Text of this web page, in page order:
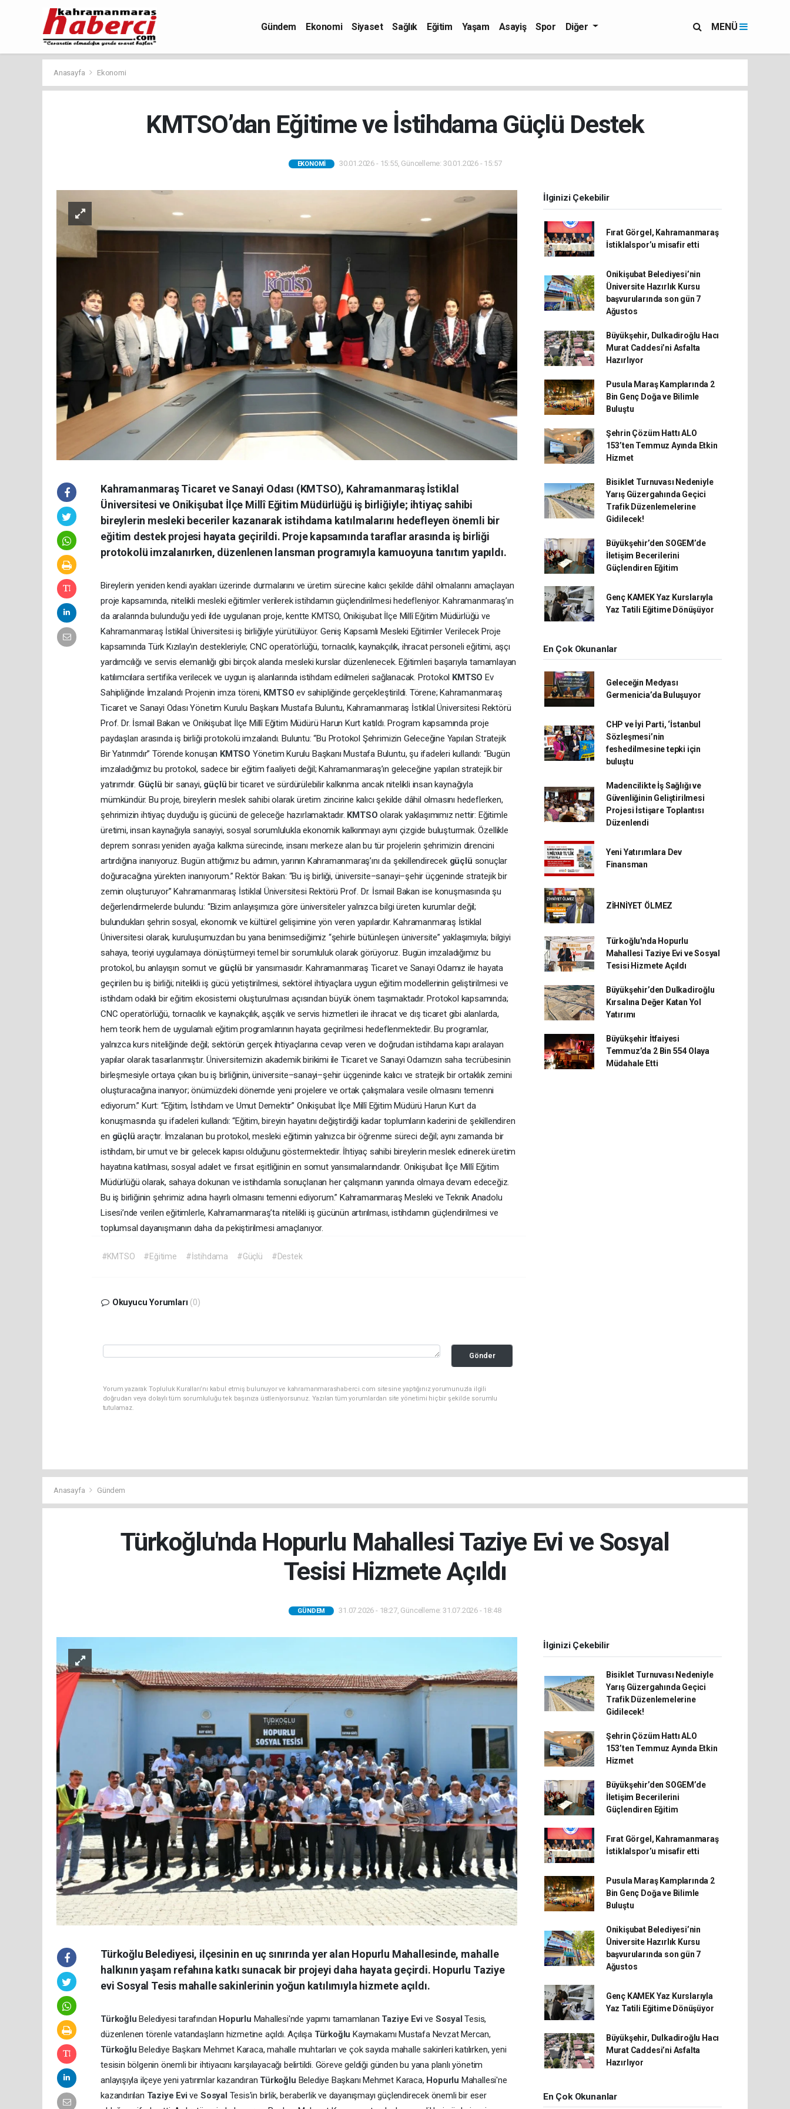
Gündem Ekonomi Siyaset Sağlık Eğitim Yaşam Asayiş Spor Diğer MENÜ
Anasayfa Ekonomi
KMTSO’dan Eğitime ve İstihdama Güçlü Destek
EKONOMI 30.01.2026 - 15:55, Güncelleme: 30.01.2026 - 15:57
Kahramanmaraş Ticaret ve Sanayi Odası (KMTSO), Kahramanmaraş İstiklal
Üniversitesi ve Onikişubat İlçe Millî Eğitim Müdürlüğü iş birliğiyle; ihtiyaç sahibi
bireylerin mesleki beceriler kazanarak istihdama katılmalarını hedefleyen önemli bir
eğitim destek projesi hayata geçirildi. Proje kapsamında taraflar arasında iş birliği
protokolü imzalanırken, düzenlenen lansman programıyla kamuoyuna tanıtım yapıldı.
Bireylerin yeniden kendi ayakları üzerinde durmalarını ve üretim sürecine kalıcı şekilde dâhil olmalarını amaçlayan
proje kapsamında, nitelikli mesleki eğitimler verilerek istihdamın güçlendirilmesi hedefleniyor. Kahramanmaraş’ın
da aralarında bulunduğu yedi ilde uygulanan proje, kentte KMTSO, Onikişubat İlçe Millî Eğitim Müdürlüğü ve
Kahramanmaraş İstiklal Üniversitesi iş birliğiyle yürütülüyor. Geniş Kapsamlı Mesleki Eğitimler Verilecek Proje
kapsamında Türk Kızılay’ın destekleriyle; CNC operatörlüğü, tornacılık, kaynakçılık, ihracat personeli eğitimi, aşçı
yardımcılığı ve servis elemanlığı gibi birçok alanda mesleki kurslar düzenlenecek. Eğitimleri başarıyla tamamlayan
katılımcılara sertifika verilecek ve uygun iş alanlarında istihdam edilmeleri sağlanacak. Protokol KMTSO Ev
Sahipliğinde İmzalandı Projenin imza töreni, KMTSOev sahipliğinde gerçekleştirildi. Törene; Kahramanmaraş
Ticaret ve Sanayi Odası Yönetim Kurulu Başkanı Mustafa Buluntu, Kahramanmaraş İstiklal Üniversitesi Rektörü
Prof. Dr. İsmail Bakan ve Onikişubat İlçe Millî Eğitim Müdürü Harun Kurt katıldı. Program kapsamında proje
paydaşları arasında iş birliği protokolü imzalandı. Buluntu: “Bu Protokol Şehrimizin Geleceğine Yapılan Stratejik
Bir Yatırımdır” Törende konuşan KMTSO Yönetim Kurulu Başkanı Mustafa Buluntu, şu ifadeleri kullandı: “Bugün
imzaladığımız bu protokol, sadece bir eğitim faaliyeti değil; Kahramanmaraş’ın geleceğine yapılan stratejik bir
yatırımdır. Güçlü bir sanayi, güçlübir ticaret ve sürdürülebilir kalkınma ancak nitelikli insan kaynağıyla
mümkündür. Bu proje, bireylerin meslek sahibi olarak üretim zincirine kalıcı şekilde dâhil olmasını hedeflerken,
şehrimizin ihtiyaç duyduğu iş gücünü de geleceğe hazırlamaktadır. KMTSOolarak yaklaşımımız nettir: Eğitimle
üretimi, insan kaynağıyla sanayiyi, sosyal sorumlulukla ekonomik kalkınmayı aynı çizgide buluşturmak. Özellikle
deprem sonrası yeniden ayağa kalkma sürecinde, insanı merkeze alan bu tür projelerin şehrimizin direncini
artırdığına inanıyoruz. Bugün attığımız bu adımın, yarının Kahramanmaraş’ını da şekillendirecek güçlü sonuçlar
doğuracağına yürekten inanıyorum.” Rektör Bakan: “Bu iş birliği, üniversite–sanayi–şehir üçgeninde stratejik bir
zemin oluşturuyor” Kahramanmaraş İstiklal Üniversitesi Rektörü Prof. Dr. İsmail Bakan ise konuşmasında şu
değerlendirmelerde bulundu: “Bizim anlayışımıza göre üniversiteler yalnızca bilgi üreten kurumlar değil;
bulundukları şehrin sosyal, ekonomik ve kültürel gelişimine yön veren yapılardır. Kahramanmaraş İstiklal
Üniversitesi olarak, kuruluşumuzdan bu yana benimsediğimiz “şehirle bütünleşen üniversite” yaklaşımıyla; bilgiyi
sahaya, teoriyi uygulamaya dönüştürmeyi temel bir sorumluluk olarak görüyoruz. Bugün imzaladığımız bu
protokol, bu anlayışın somut ve güçlü bir yansımasıdır. Kahramanmaraş Ticaret ve Sanayi Odamız ile hayata
geçirilen bu iş birliği; nitelikli iş gücü yetiştirilmesi, sektörel ihtiyaçlara uygun eğitim modellerinin geliştirilmesi ve
istihdam odaklı bir eğitim ekosistemi oluşturulması açısından büyük önem taşımaktadır. Protokol kapsamında;
CNC operatörlüğü, tornacılık ve kaynakçılık, aşçılık ve servis hizmetleri ile ihracat ve dış ticaret gibi alanlarda,
hem teorik hem de uygulamalı eğitim programlarının hayata geçirilmesi hedeflenmektedir. Bu programlar,
yalnızca kurs niteliğinde değil; sektörün gerçek ihtiyaçlarına cevap veren ve doğrudan istihdama kapı aralayan
yapılar olarak tasarlanmıştır. Üniversitemizin akademik birikimi ile Ticaret ve Sanayi Odamızın saha tecrübesinin
birleşmesiyle ortaya çıkan bu iş birliğinin, üniversite–sanayi–şehir üçgeninde kalıcı ve stratejik bir ortaklık zemini
oluşturacağına inanıyor; önümüzdeki dönemde yeni projelere ve ortak çalışmalara vesile olmasını temenni
ediyorum.” Kurt: “Eğitim, İstihdam ve Umut Demektir” Onikişubat İlçe Millî Eğitim Müdürü Harun Kurt da
konuşmasında şu ifadeleri kullandı: “Eğitim, bireyin hayatını değiştirdiği kadar toplumların kaderini de şekillendiren
en güçlüaraçtır. İmzalanan bu protokol, mesleki eğitimin yalnızca bir öğrenme süreci değil; aynı zamanda bir
istihdam, bir umut ve bir gelecek kapısı olduğunu göstermektedir. İhtiyaç sahibi bireylerin meslek edinerek üretim
hayatına katılması, sosyal adalet ve fırsat eşitliğinin en somut yansımalarındandır. Onikişubat İlçe Millî Eğitim
Müdürlüğü olarak, sahaya dokunan ve istihdamla sonuçlanan her çalışmanın yanında olmaya devam edeceğiz.
Bu iş birliğinin şehrimiz adına hayırlı olmasını temenni ediyorum.” Kahramanmaraş Mesleki ve Teknik Anadolu
Lisesi’nde verilen eğitimlerle, Kahramanmaraş’ta nitelikli iş gücünün artırılması, istihdamın güçlendirilmesi ve
toplumsal dayanışmanın daha da pekiştirilmesi amaçlanıyor.
#KMTSO #Eğitime #İstihdama #Güçlü #Destek
Okuyucu Yorumları (0)
Gönder
Yorum yazarak Topluluk Kuralları’nı kabul etmiş bulunuyor ve kahramanmarashaberci.com sitesine yaptığınız yorumunuzla ilgili
doğrudan veya dolaylı tüm sorumluluğu tek başınıza üstleniyorsunuz. Yazılan tüm yorumlardan site yönetimi hiçbir şekilde sorumlu
tutulamaz.
İlginizi Çekebilir
Fırat Görgel, Kahramanmaraş
İstiklalspor’u misafir etti
Onikişubat Belediyesi’nin
Üniversite Hazırlık Kursu
başvurularında son gün 7
Ağustos
Büyükşehir, Dulkadiroğlu Hacı
Murat Caddesi’ni Asfalta
Hazırlıyor
Pusula Maraş Kamplarında 2
Bin Genç Doğa ve Bilimle
Buluştu
Şehrin Çözüm Hattı ALO
153’ten Temmuz Ayında Etkin
Hizmet
Bisiklet Turnuvası Nedeniyle
Yarış Güzergahında Geçici
Trafik Düzenlemelerine
Gidilecek!
Büyükşehir’den SOGEM’de
İletişim Becerilerini
Güçlendiren Eğitim
Genç KAMEK Yaz Kurslarıyla
Yaz Tatili Eğitime Dönüşüyor
En Çok Okunanlar
Geleceğin Medyası
Germenicia’da Buluşuyor
CHP ve İyi Parti, ‘İstanbul
Sözleşmesi’nin
feshedilmesine tepki için
buluştu
Madencilikte İş Sağlığı ve
Güvenliğinin Geliştirilmesi
Projesi İstişare Toplantısı
Düzenlendi
Yeni Yatırımlara Dev
Finansman
ZİHNİYET ÖLMEZ
Türkoğlu'nda Hopurlu
Mahallesi Taziye Evi ve Sosyal
Tesisi Hizmete Açıldı
Büyükşehir’den Dulkadiroğlu
Kırsalına Değer Katan Yol
Yatırımı
Büyükşehir İtfaiyesi
Temmuz’da 2 Bin 554 Olaya
Müdahale Etti
Anasayfa Gündem
Türkoğlu'nda Hopurlu Mahallesi Taziye Evi ve Sosyal
Tesisi Hizmete Açıldı
GÜNDEM 31.07.2026 - 18:27, Güncelleme: 31.07.2026 - 18:48
Türkoğlu Belediyesi, ilçesinin en uç sınırında yer alan Hopurlu Mahallesinde, mahalle
halkının yaşam refahına katkı sunacak bir projeyi daha hayata geçirdi. Hopurlu Taziye
evi Sosyal Tesis mahalle sakinlerinin yoğun katılımıyla hizmete açıldı.
TürkoğluBelediyesi tarafından Hopurlu Mahallesi'nde yapımı tamamlanan Taziye Evive SosyalTesis,
düzenlenen törenle vatandaşların hizmetine açıldı. Açılışa TürkoğluKaymakamı Mustafa Nevzat Mercan,
TürkoğluBelediye Başkanı Mehmet Karaca, mahalle muhtarları ve çok sayıda mahalle sakinleri katılırken, yeni
tesisin bölgenin önemli bir ihtiyacını karşılayacağı belirtildi. Göreve geldiği günden bu yana planlı yönetim
anlayışıyla ilçeye yeni yatırımlar kazandıran Türkoğlu Belediye Başkanı Mehmet Karaca, Hopurlu Mahallesi'ne
kazandırılan Taziye Evive Sosyal Tesis'in birlik, beraberlik ve dayanışmayı güçlendirecek önemli bir eser
İlginizi Çekebilir
Bisiklet Turnuvası Nedeniyle
Yarış Güzergahında Geçici
Trafik Düzenlemelerine
Gidilecek!
Şehrin Çözüm Hattı ALO
153’ten Temmuz Ayında Etkin
Hizmet
Büyükşehir’den SOGEM’de
İletişim Becerilerini
Güçlendiren Eğitim
Fırat Görgel, Kahramanmaraş
İstiklalspor’u misafir etti
Pusula Maraş Kamplarında 2
Bin Genç Doğa ve Bilimle
Buluştu
Onikişubat Belediyesi’nin
Üniversite Hazırlık Kursu
başvurularında son gün 7
Ağustos
Genç KAMEK Yaz Kurslarıyla
Yaz Tatili Eğitime Dönüşüyor
Büyükşehir, Dulkadiroğlu Hacı
Murat Caddesi’ni Asfalta
Hazırlıyor
En Çok Okunanlar